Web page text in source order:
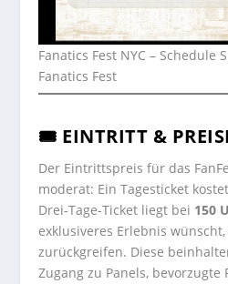
Fanatics Fest NYC – Schedule
Fanatics Fest
🎟️ EINTRITT &
Der Eintrittspreis für das
moderat: Ein Tagesticket
Drei-Tage-Ticket liegt bei 150
exklusiveres Erlebnis wünscht,
zurückgreifen. Diese
Zugang zu Panels, bevorzugte